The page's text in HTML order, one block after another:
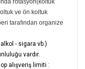
rotasyon(koltuk
ve ön koltuk
tarafından organize
- sigara vb.)
vardır.
alışveriş limiti :